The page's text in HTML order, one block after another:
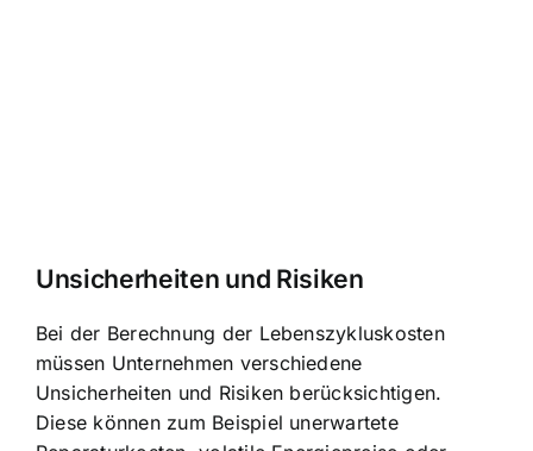
Unsicherheiten und Risiken
Bei der Berechnung der Lebenszykluskosten
müssen Unternehmen verschiedene
Unsicherheiten und Risiken berücksichtigen.
Diese können zum Beispiel unerwartete